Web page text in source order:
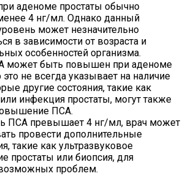
аденоме простаты обычно
4 нг/мл. Однако данный
может незначительно
в зависимости от возраста и
особенностей организма.
может быть повышен при аденоме
это не всегда указывает на наличие
другие состояния, такие как
инфекция простаты, могут также
ПСА.
ПСА превышает 4 нг/мл, врач может
провести дополнительные
такие как ультразвуковое
простаты или биопсия, для
проблем.